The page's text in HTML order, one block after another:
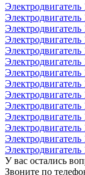
У вас остались
Звоните по